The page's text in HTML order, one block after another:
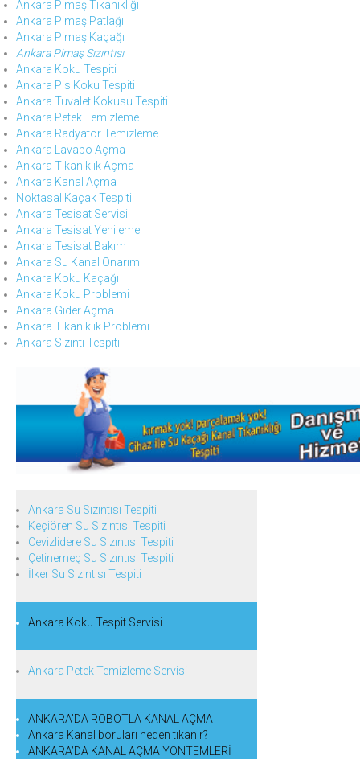
Ankara Pimaş Tıkanıklığı
Ankara Pimaş Patlağı
Ankara Pimaş Kaçağı
Ankara Pimaş Sızıntısı
Ankara Koku Tespiti
Ankara Pis Koku Tespiti
Ankara Tuvalet Kokusu Tespiti
Ankara Petek Temizleme
Ankara Radyatör Temizleme
Ankara Lavabo Açma
Ankara Tıkanıklık Açma
Ankara Kanal Açma
Noktasal Kaçak Tespiti
Ankara Tesisat Servisi
Ankara Tesisat Yenileme
Ankara Tesisat Bakım
Ankara Su Kanal Onarım
Ankara Koku Kaçağı
Ankara Koku Problemi
Ankara Gider Açma
Ankara Tıkanıklık Problemi
Ankara Sızıntı Tespiti
Ankara Su Sızıntısı Tespiti
Keçiören Su Sızıntısı Tespiti
Cevizlidere Su Sızıntısı Tespiti
Çetinemeç Su Sızıntısı Tespiti
İlker Su Sızıntısı Tespiti
Ankara Koku Tespit Servisi
Ankara Petek Temizleme Servisi
ANKARA’DA ROBOTLA KANAL AÇMA
Ankara Kanal boruları neden tıkanır?
ANKARA’DA KANAL AÇMA YÖNTEMLERİ